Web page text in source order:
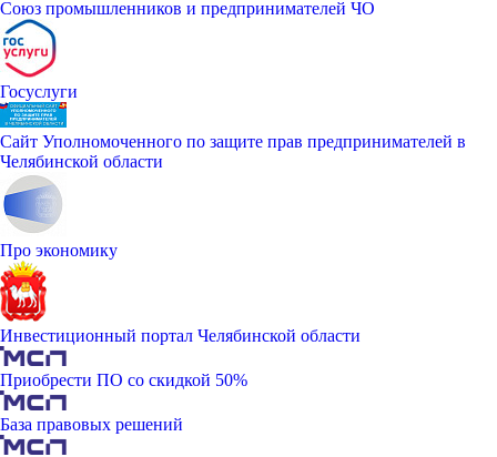
Союз промышленников и предпринимателей ЧО
Госуслуги
Сайт Уполномоченного по защите прав предпринимателей в
Челябинской области
Про экономику
Инвестиционный портал Челябинской области
Приобрести ПО со скидкой 50%
База правовых решений